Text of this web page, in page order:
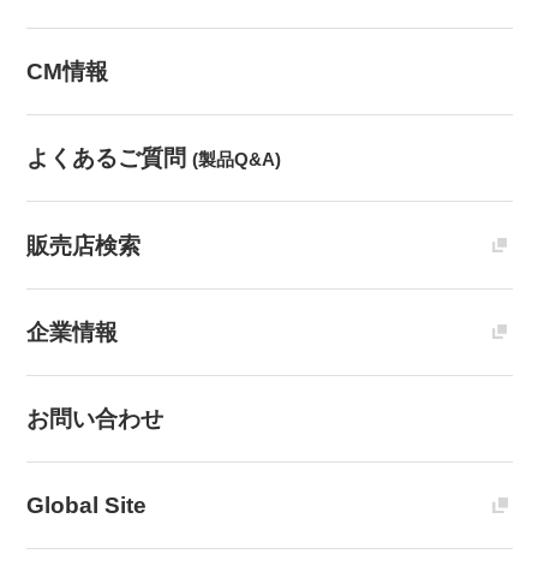
CM情報
よくあるご質問 (製品Q&A)
販売店検索
企業情報
お問い合わせ
Global Site